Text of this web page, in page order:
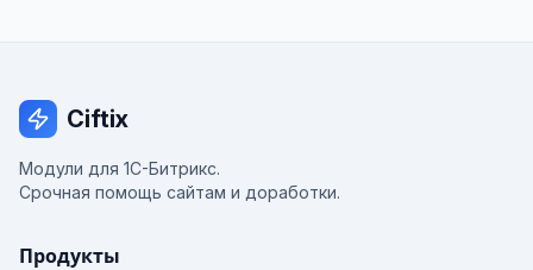
Ciftix
Модули для 1С-Битрикс.
Срочная помощь сайтам и доработки.
Продукты